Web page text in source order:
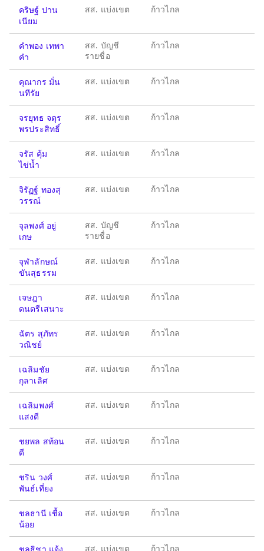
คริษฐ์ ปาน
เนียม
สส. แบ่งเขต ก้าวไกล
คำพอง เทพา
คำ
สส. บัญชี
รายชื่อ
ก้าวไกล
คุณากร มั่น
นทีรัย
สส. แบ่งเขต ก้าวไกล
จรยุทธ จตุร
พรประสิทธิ์
สส. แบ่งเขต ก้าวไกล
จรัส คุ้ม
ไข่น้ำ
สส. แบ่งเขต ก้าวไกล
จิรัฏฐ์ ทองสุ
วรรณ์
สส. แบ่งเขต ก้าวไกล
จุลพงศ์ อยู่
เกษ
สส. บัญชี
รายชื่อ
ก้าวไกล
จุฬาลักษณ์
ขันสุธรรม
สส. แบ่งเขต ก้าวไกล
เจษฎา
ดนตรีเสนาะ
สส. แบ่งเขต ก้าวไกล
ฉัตร สุภัทร
วณิชย์
สส. แบ่งเขต ก้าวไกล
เฉลิมชัย
กุลาเลิศ
สส. แบ่งเขต ก้าวไกล
เฉลิมพงศ์
แสงดี
สส. แบ่งเขต ก้าวไกล
ชยพล สท้อน
ดี
สส. แบ่งเขต ก้าวไกล
ชริน วงศ์
พันธ์เที่ยง
สส. แบ่งเขต ก้าวไกล
ชลธานี เชื้อ
น้อย
สส. แบ่งเขต ก้าวไกล
สส. แบ่งเขต ก้าวไกล